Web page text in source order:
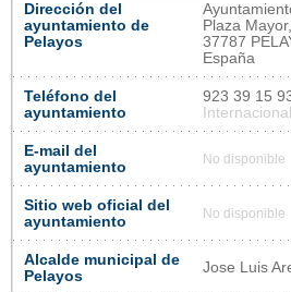
Dirección del
ayuntamiento de
Pelayos
Plaza
37787
España
Teléfono del
ayuntamiento
923 39 15
E-mail del
ayuntamiento
No disponible
Sitio web oficial del
ayuntamiento
No disponible
Alcalde municipal de
Pelayos
Jose Luis